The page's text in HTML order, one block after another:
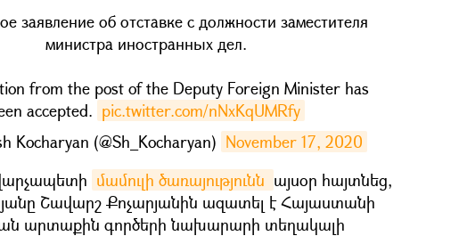
заявление об отставке с должности заместителя
министра иностранных дел.
from the post of the Deputy Foreign Minister has
accepted. pic.twitter.com/nNxKqUMRfy
Kocharyan (@Sh_Kocharyan) November 17, 2020
մամուլի ծառայությունն այսօր հայտնեց,
Շավարշ Քոչարյանին ազատել է Հայաստանի
արտաքին գործերի նախարարի տեղակալի